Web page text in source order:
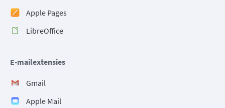
Apple Pages
LibreOffice
E-mailextensies
Gmail
Apple Mail